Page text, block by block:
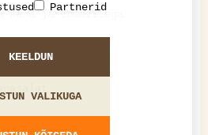
kana ja tomatitega
Partnerid
KEELDUN
VALIKUGA